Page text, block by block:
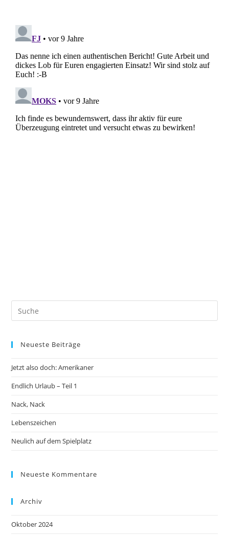
Neueste Beiträge
Jetzt also doch: Amerikaner
Endlich Urlaub – Teil 1
Nack, Nack
Lebenszeichen
Neulich auf dem Spielplatz
Neueste Kommentare
Archiv
Oktober 2024